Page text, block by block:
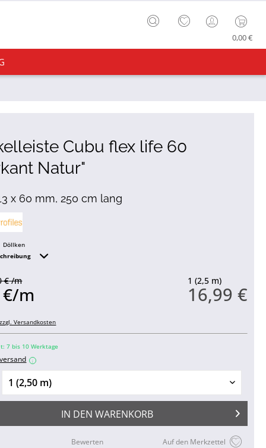
0,00 €
Cubu flex life 60
Natur"
x 60 mm, 250 cm lang
Döllken
1 (2,5 m)
16,99 €
€ /m
m
zzgl. Versandkosten
7 bis 10 Werktage
i
IN DEN WARENKORB
Auf den Merkzettel
Bewerten